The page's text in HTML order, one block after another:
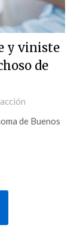
y viniste
de
de Buenos